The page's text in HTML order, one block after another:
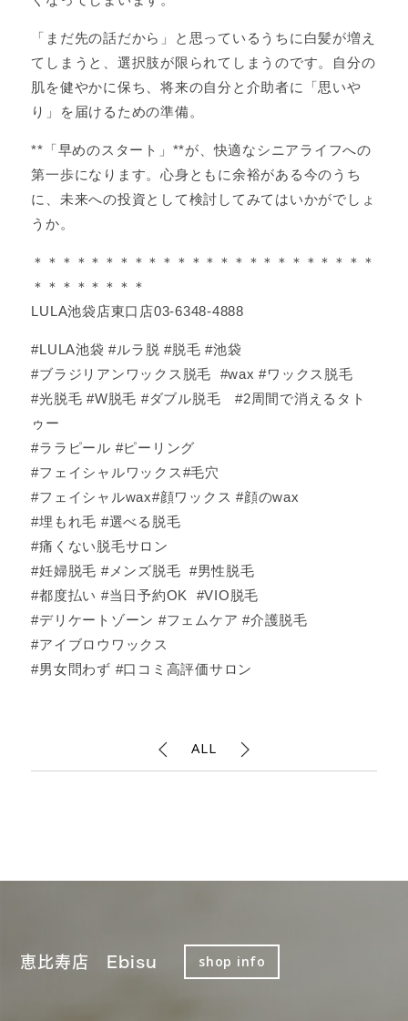
「まだ先の話だから」と思っているうちに白髪が増え
てしまうと、選択肢が限られてしまうのです。自分の
肌を健やかに保ち、将来の自分と介助者に「思いや
り」を届けるための準備。
**「早めのスタート」**が、快適なシニアライフへの
第一歩になります。心身ともに余裕がある今のうち
に、未来への投資として検討してみてはいかがでしょ
うか。
＊＊＊＊＊＊＊＊＊＊＊＊＊＊＊＊＊＊＊＊＊＊＊＊
＊＊＊＊＊＊＊＊
LULA池袋店東口店03-6348-4888
#LULA池袋 #ルラ脱 #脱毛 #池袋
#ブラジリアンワックス脱毛 #wax #ワックス脱毛
#光脱毛 #W脱毛 #ダブル脱毛 #2周間で消えるタト
ゥー
#ララピール #ピーリング
#フェイシャルワックス#毛穴
#フェイシャルwax#顔ワックス #顔のwax
#埋もれ毛 #選べる脱毛
#痛くない脱毛サロン
#妊婦脱毛 #メンズ脱毛 #男性脱毛
#都度払い #当日予約OK #VIO脱毛
#デリケートゾーン #フェムケア #介護脱毛
#アイブロウワックス
#男女問わず #口コミ高評価サロン
ALL
恵比寿店 Ebisu shop info